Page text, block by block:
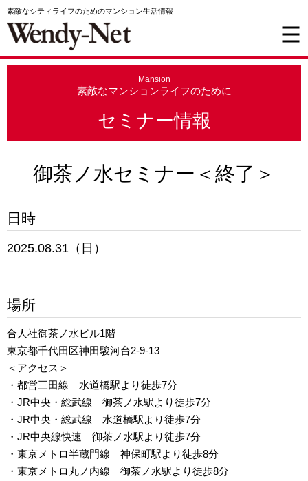
素敵なシティライフのためのマンション生活情報
Mansion
素敵なマンションライフのために
セミナー情報
御茶ノ水セミナー＜終了＞
日時
2025.08.31（日）
場所
合人社御茶ノ水ビル1階
東京都千代田区神田駿河台2-9-13
＜アクセス＞
・都営三田線 水道橋駅より徒歩7分
・JR中央・総武線 御茶ノ水駅より徒歩7分
・JR中央・総武線 水道橋駅より徒歩7分
・JR中央線快速 御茶ノ水駅より徒歩7分
・東京メトロ半蔵門線 神保町駅より徒歩8分
・東京メトロ丸ノ内線 御茶ノ水駅より徒歩8分